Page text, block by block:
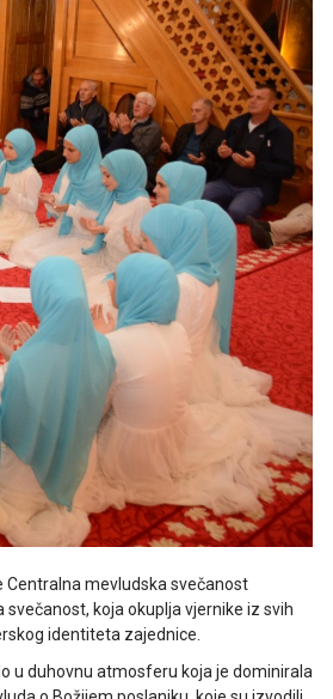
Centralna mevludska svečanost
koja okuplja vjernike iz svih
identiteta zajednice.
u duhovnu atmosferu koja je dominirala